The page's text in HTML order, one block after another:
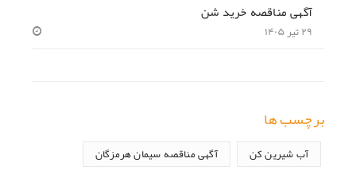
آگهی مناقصه خرید شن
۲۹ تیر ۱۴۰۵
برچسب ها
آب شیرین کن آگهی مناقصه سیمان هرمزگان